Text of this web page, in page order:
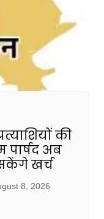
की
पार्षद अब
खर्च
8, 2026